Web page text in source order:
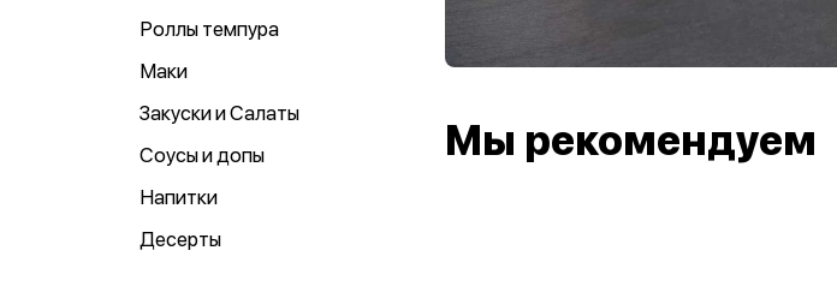
Роллы темпура
Маки
Закуски и Салаты
Соусы и допы
Напитки
Десерты
Мы рекомендуем